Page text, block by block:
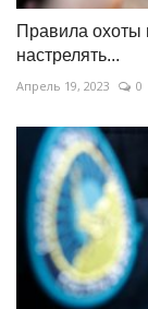
Правила охоты
настрелять...
Апрель 19, 2023 0